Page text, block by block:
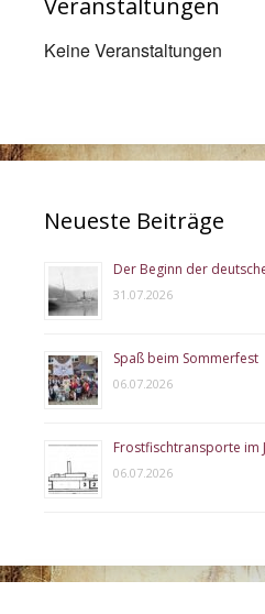
Veranstaltungen
Keine Veranstaltungen
Neueste Beiträge
Der Beginn der
31.07.2026
Spaß beim Sommerfest
06.07.2026
Frostfischtransporte im
06.07.2026